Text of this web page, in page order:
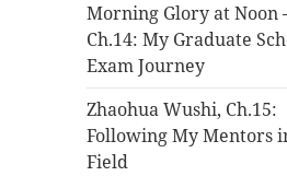
Morning Glory at
Ch.14: My Graduate
Exam Journey
Zhaohua Wushi, Ch.15:
Following My Mentors
Field